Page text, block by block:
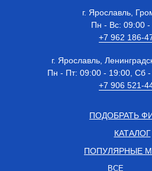
КАТАЛОГ
г. Ярославль,
Пн - Пт: 09:00 - 19:00, Сб
+7 906 521-
ПОПУЛЯРНЫЕ
ВСЕ
г. Ярославль,
Пн - Вс: 09:00 -
+7 962 186-
ПОДОБРАТЬ